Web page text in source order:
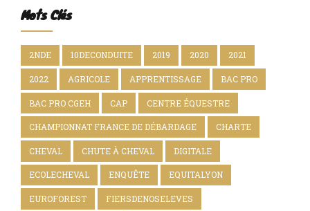
Mots Clés
2NDE 10DECONDUITE 2019 2020 2021
2022 AGRICOLE APPRENTISSAGE BAC PRO
BAC PRO CGEH CAP CENTRE ÉQUESTRE
CHAMPIONNAT FRANCE DE DÉBARDAGE CHARTE
CHEVAL CHUTE À CHEVAL DIGITALE
ECOLECHEVAL ENQUÊTE EQUITALYON
EUROFOREST FIERSDENOSELEVES